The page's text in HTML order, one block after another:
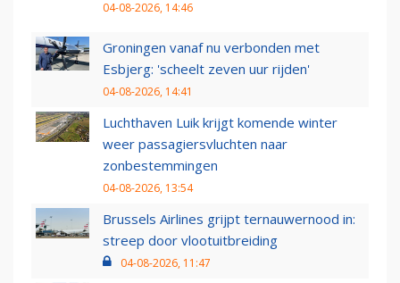
04-08-2026, 14:46
Groningen vanaf nu verbonden met
Esbjerg: 'scheelt zeven uur rijden'
04-08-2026, 14:41
Luchthaven Luik krijgt komende winter
weer passagiersvluchten naar
zonbestemmingen
04-08-2026, 13:54
Brussels Airlines grijpt ternauwernood in:
streep door vlootuitbreiding
04-08-2026, 11:47